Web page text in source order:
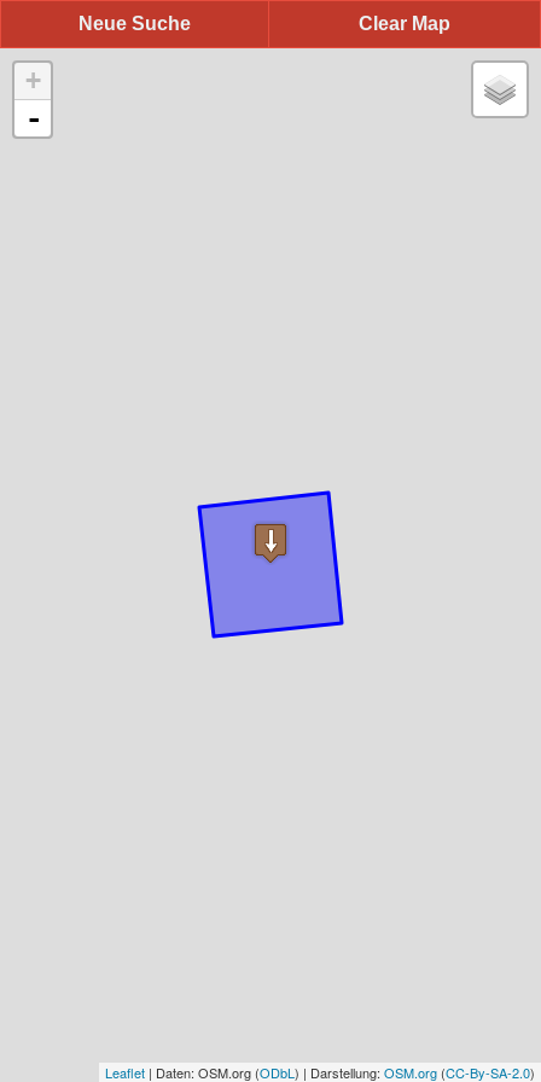
Clear Map
Neue Suche
+
-
Leaflet | Daten: OSM.org (ODbL ) | Darstellung: OSM.org (CC-By-SA-2.0)